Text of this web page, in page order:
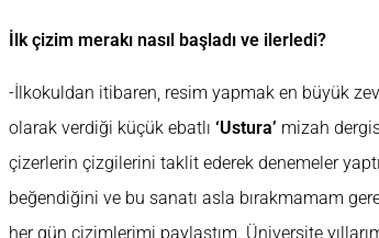
İlk çizim merakı nasıl başladı ve ilerledi?
-İlkokuldan itibaren, resim yapmak en büyük
olarak verdiği küçük ebatlı ‘Ustura’ mizah
çizerlerin çizgilerini taklit ederek denemeler
beğendiğini ve bu sanatı asla bırakmamam
her gün çizimlerimi paylaştım. Üniversite